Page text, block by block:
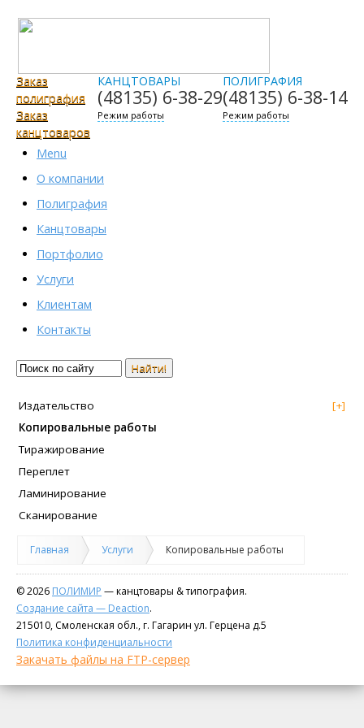
ПОЛИГРАФИЯ
(48135) 6-38-14
Режим работы
КАНЦТОВАРЫ
(48135) 6-38-29
Режим работы
Заказ
полиграфия
Заказ
канцтоваров
Menu
О компании
Полиграфия
Канцтовары
Портфолио
Услуги
Клиентам
Контакты
Найти!
Издательство
[+]
Копировальные работы
Тиражирование
Переплет
Ламинирование
Сканирование
Главная Услуги Копировальные работы
© 2026 ПОЛИМИР — канцтовары & типография.
Создание сайта — Deaction.
215010, Смоленская обл., г. Гагарин ул. Герцена д.5
Политика конфиденциальности
Закачать файлы на FTP-сервер